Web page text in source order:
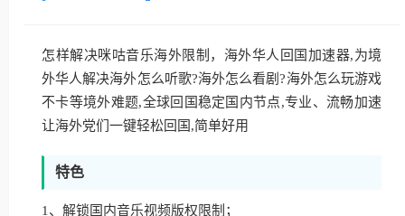
怎样解决咪咕音乐海外限制，海外华人回国加速器,为境
外华人解决海外怎么听歌?海外怎么看剧?海外怎么玩游戏
不卡等境外难题,全球回国稳定国内节点,专业、流畅加速
让海外党们一键轻松回国,简单好用
特色
1、解锁国内音乐视频版权限制；